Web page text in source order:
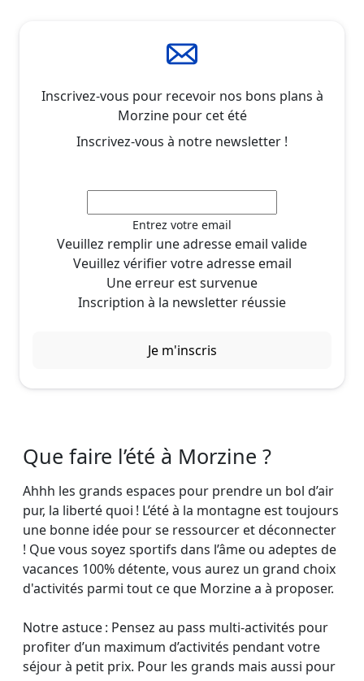
Inscrivez-vous pour recevoir nos bons plans à
Morzine pour cet été
Inscrivez-vous à notre newsletter !
Entrez votre email
Veuillez remplir une adresse email valide
Veuillez vérifier votre adresse email
Une erreur est survenue
Inscription à la newsletter réussie
Je m'inscris
Que faire l’été à Morzine ?
Ahhh les grands espaces pour prendre un bol d’air
pur, la liberté quoi ! L’été à la montagne est toujours
une bonne idée pour se ressourcer et déconnecter
! Que vous soyez sportifs dans l’âme ou adeptes de
vacances 100% détente, vous aurez un grand choix
d'activités parmi tout ce que Morzine a à proposer.
Notre astuce : Pensez au pass multi-activités pour
profiter d’un maximum d’activités pendant votre
séjour à petit prix. Pour les grands mais aussi pour